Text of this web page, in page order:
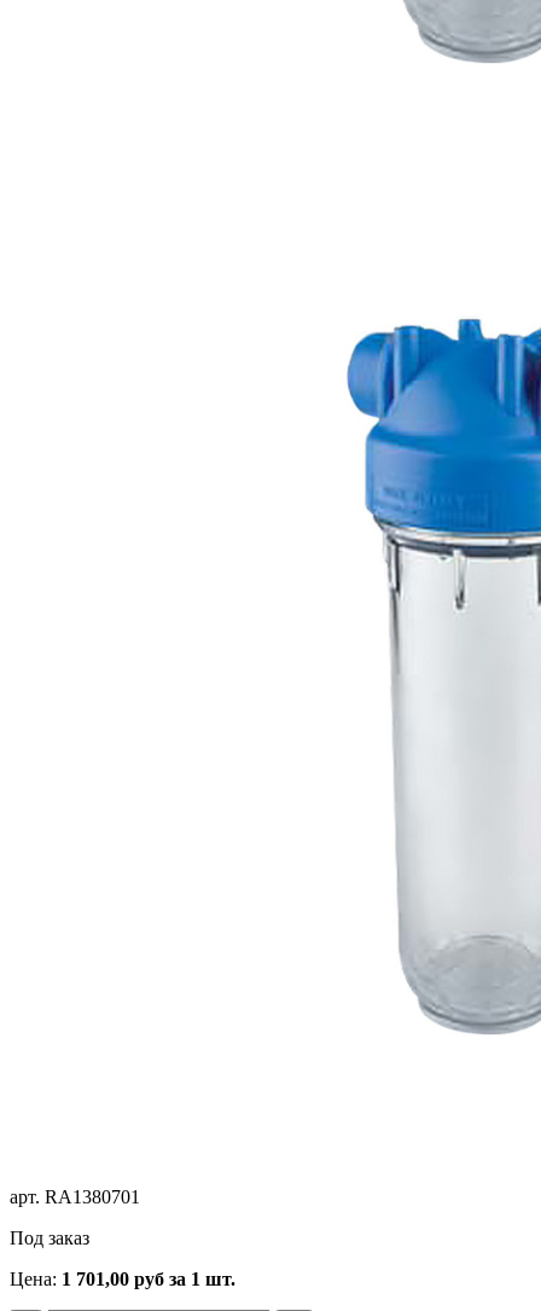
арт. RA1380701
Под заказ
Цена: 1 701,00 руб за 1 шт.